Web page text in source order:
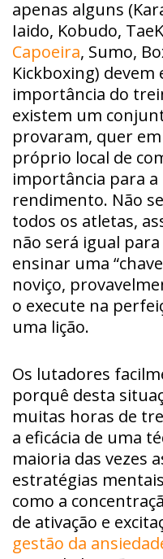
apenas alguns
Iaido, Kobudo,
Capoeira, Sumo,
Kickboxing)
importância do
existem um
provaram, quer
próprio local de
importância para
rendimento. Não
todos os atletas,
não será igual
ensinar uma
noviço,
o execute na
uma lição.
Os lutadores
porquê desta
muitas horas de
a eficácia de uma
maioria das vezes
estratégias
como a
de ativação e
gestão da